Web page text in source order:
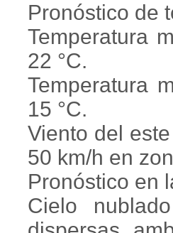
Pronóstico de
Temperatura
22 °C.
Temperatura
15 °C.
Viento del
50 km/h en
Pronóstico en
Cielo